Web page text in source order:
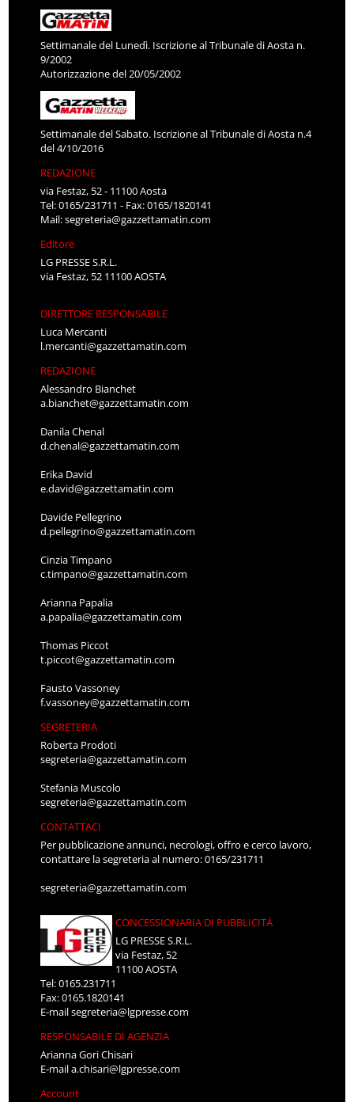
Settimanale del Lunedì. Iscrizione al Tribunale di Aosta n.
9/2002
Autorizzazione del 20/05/2002
Settimanale del Sabato. Iscrizione al Tribunale di Aosta n.4
del 4/10/2016
REDAZIONE
via Festaz, 52 - 11100 Aosta
Tel: 0165/231711 - Fax: 0165/1820141
Mail:segreteria@gazzettamatin.com
Editore
LG PRESSE S.R.L.
via Festaz, 52 11100 AOSTA
DIRETTORE RESPONSABILE
Luca Mercanti
l.mercanti@gazzettamatin.com
REDAZIONE
Alessandro Bianchet
a.bianchet@gazzettamatin.com
Danila Chenal
d.chenal@gazzettamatin.com
Erika David
e.david@gazzettamatin.com
Davide Pellegrino
d.pellegrino@gazzettamatin.com
Cinzia Timpano
c.timpano@gazzettamatin.com
Arianna Papalia
a.papalia@gazzettamatin.com
Thomas Piccot
t.piccot@gazzettamatin.com
Fausto Vassoney
f.vassoney@gazzettamatin.com
SEGRETERIA
Roberta Prodoti
segreteria@gazzettamatin.com
Stefania Muscolo
segreteria@gazzettamatin.com
CONTATTACI
Per pubblicazione annunci, necrologi, offro e cerco lavoro,
contattare la segreteria al numero: 0165/231711
segreteria@gazzettamatin.com
CONCESSIONARIA DI PUBBLICITÀ
LG PRESSE S.R.L.
via Festaz, 52
11100 AOSTA
Tel: 0165.231711
Fax: 0165.1820141
E-mailsegreteria@lgpresse.com
RESPONSABILE DI AGENZIA
Arianna Gori Chisari
E-maila.chisari@lgpresse.com
Account